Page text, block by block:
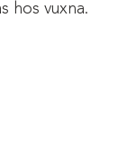
hos vuxna.